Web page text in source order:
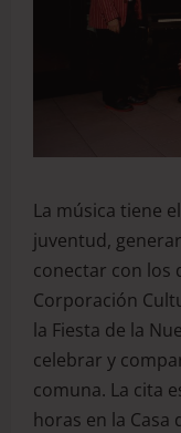
La música tiene
juventud,
conectar con los
Corporación
la Fiesta de la
celebrar y
comuna. La cita
horas en la Casa